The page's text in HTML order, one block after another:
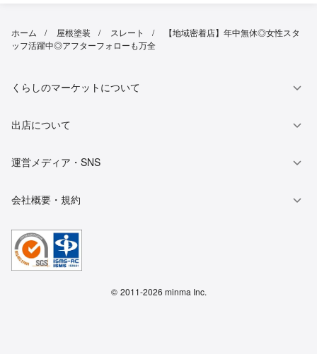
ホーム 屋根塗装 スレート
【地域密着店】年中無休◎女性スタ
ッフ活躍中◎アフターフォローも万全
くらしのマーケットについて
出店について
運営メディア・SNS
会社概要・規約
© 2011-2026 minma Inc.